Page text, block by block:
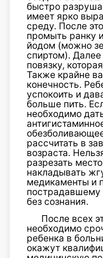
быстро
имеет ярко
среду. После
промыть ранку
йодом (можно
спиртом).
повязку,
Также крайне
конечность.
успокоить и
больше пить.
необходимо
рассчитать в
возраста.
разрезать
накладывать
медикаменты и
пострадавшему
без сознания.
После всех
необходимо
ребенка в
окажут